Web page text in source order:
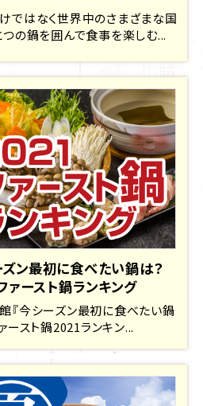
ではなく世界中のさまざまな国
つの鍋を囲んで食事を楽しむ...
ン最初に食べたい鍋は？
ァースト鍋ランキング
『今シーズン最初に食べたい鍋
ースト鍋2021ランキン...